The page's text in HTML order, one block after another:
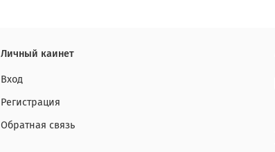
Личный каинет
Вход
Регистрация
Обратная связь